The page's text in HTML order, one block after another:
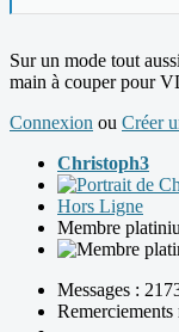
Sur un mode tout
main à couper pour
Connexion ou Créer
Christoph3
Hors Ligne
Membre
Messages :
Remerciements